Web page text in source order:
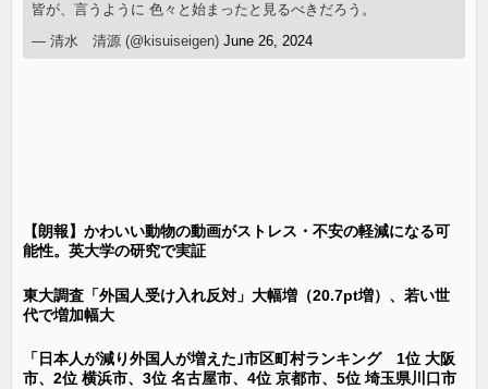
皆が、言うように 色々と始まったと見るべきだろう。
— 清水 清源 (@kisuiseigen)June 26, 2024
【朗報】かわいい動物の動画がストレス・不安の軽減になる可
能性。英大学の研究で実証
東大調査「外国人受け入れ反対」大幅増（20.7pt増）、若い世
代で増加幅大
「日本人が減り外国人が増えた｣市区町村ランキング 1位 大阪
市、2位 横浜市、3位 名古屋市、4位 京都市、5位 埼玉県川口市